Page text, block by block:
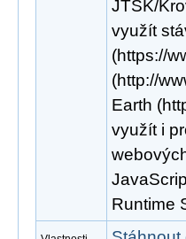
JTSK/
využít
(https://
(http://
Earth
využít i
Runtime